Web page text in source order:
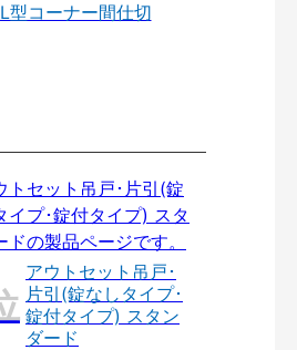
L型コーナー間仕切
アウトセット吊戸･
片引(錠なしタイプ･
錠付タイプ) スタン
ダード